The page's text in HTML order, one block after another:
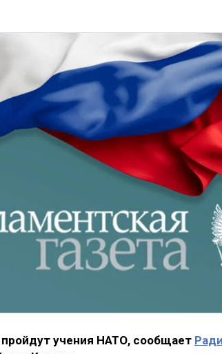
учения НАТО, сообщает